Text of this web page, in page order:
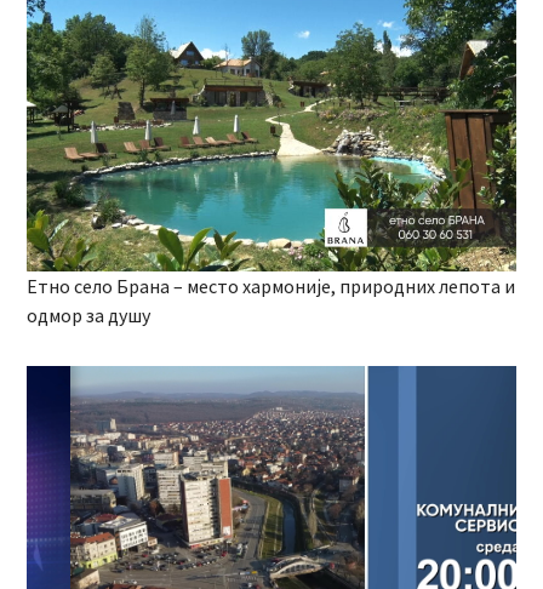
Етно село Брана – место хармоније, природних лепота и
одмор за душу